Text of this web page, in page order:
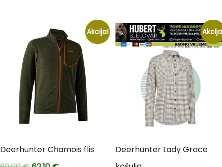
Akcija!
Deerhunter Chamois flis
Deerhunter Lady Grace